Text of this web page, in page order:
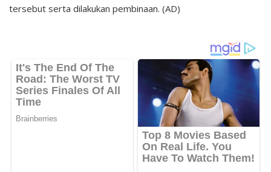
tersebut serta dilakukan pembinaan. (AD)